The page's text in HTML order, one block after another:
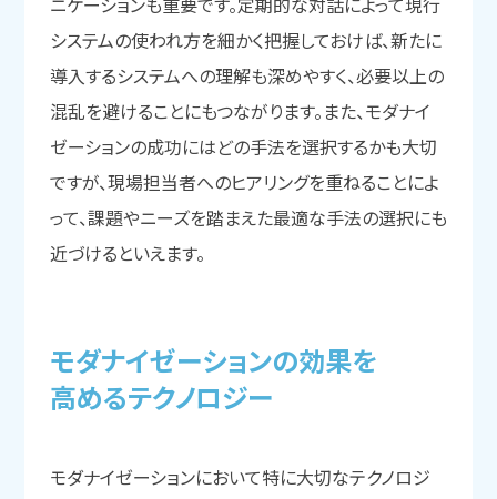
システムの使われ方を細かく把握しておけば、新たに
導入するシステムへの理解も深めやすく、必要以上の
混乱を避けることにもつながります。また、モダナイ
ゼーションの成功にはどの手法を選択するかも大切
ですが、現場担当者へのヒアリングを重ねることによ
って、課題やニーズを踏まえた最適な手法の選択にも
近づけるといえます。
モダナイゼーションの効果を
高めるテクノロジー
モダナイゼーションにおいて特に大切なテクノロジ